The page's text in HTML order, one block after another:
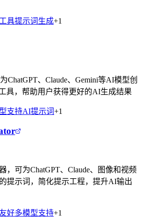
具提示词生成+1
ChatGPT、Claude、Gemini等AI模型创
具，帮助用户获得更好的AI生成结果
支持AI提示词+1
，可为ChatGPT、Claude、图像和视频
提示词，简化提示工程，提升AI输出
好多模型支持+1